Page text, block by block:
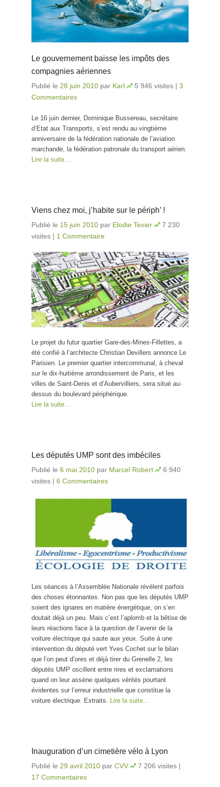
Le gouvernement baisse les impôts des
compagnies aériennes
Publié le 28 juin 2010 par Karl 5 946 visites | 3
Commentaires
Le 16 juin dernier, Dominique Bussereau, secrétaire
d’Etat aux Transports, s’est rendu au vingtième
anniversaire de la fédération nationale de l’aviation
marchande, la fédération patronale du transport aérien.
Lire la suite…
Viens chez moi, j’habite sur le périph’ !
Publié le 15 juin 2010 par Elodie Texier
7 230
visites | 1 Commentaire
Le projet du futur quartier Gare-des-Mines-Fillettes, a
été confié à l’architecte Christian Devillers annonce Le
Parisien. Le premier quartier intercommunal, à cheval
sur le dix-huitième arrondissement de Paris, et les
villes de Saint-Denis et d’Aubervilliers, sera situé au-
dessus du boulevard périphérique.
Lire la suite…
Les députés UMP sont des imbéciles
Publié le 6 mai 2010 par Marcel Robert
6 940
visites | 6 Commentaires
Les séances à l’Assemblée Nationale révèlent parfois
des choses étonnantes. Non pas que les députés UMP
soient des ignares en matière énergétique, on s’en
doutait déjà un peu. Mais c’est l’aplomb et la bêtise de
leurs réactions face à la question de l’avenir de la
voiture électrique qui saute aux yeux. Suite à une
intervention du député vert Yves Cochet sur le bilan
que l’on peut d’ores et déjà tirer du Grenelle 2, les
députés UMP oscillent entre rires et exclamations
quand on leur assène quelques vérités pourtant
évidentes sur l’erreur industrielle que constitue la
voiture électrique. Extraits.
Lire la suite…
Inauguration d’un cimetière vélo à Lyon
Publié le 29 avril 2010 par CVV 7 206 visites |
17 Commentaires